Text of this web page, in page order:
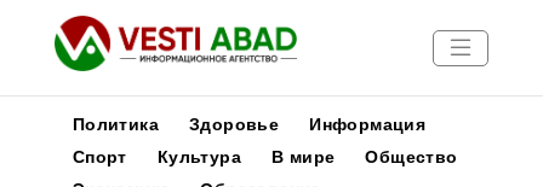
Политика Здоровье
Информация
Спорт
Культура В мире
Общество